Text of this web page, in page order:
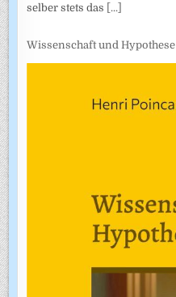
selber stets das [...]
Wissenschaft und Hypothese